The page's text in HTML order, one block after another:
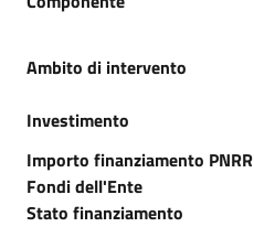
Ambito di intervento
Investimento
Importo finanziamento PNRR
Fondi dell'Ente
Stato finanziamento